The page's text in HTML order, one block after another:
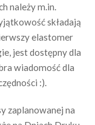
należy m.in.
składają
elastomer
jest dostępny dla
wiadomość dla
:).
zaplanowanej na